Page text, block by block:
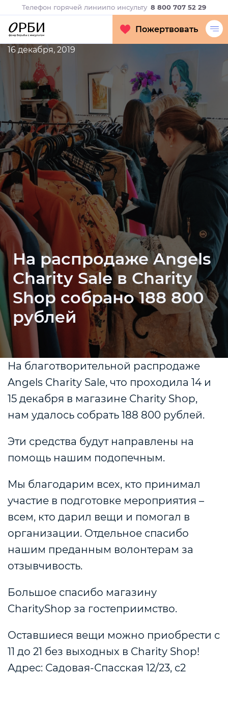
Телефон горячей линиипо инсульту 8 800 707 52 29
Пожертвовать
16 декабря, 2019
На распродаже Angels
Charity Sale в Charity
Shop собрано 188 800
рублей
На благотворительной распродаже
Angels Charity Sale, что проходила 14 и
15 декабря в магазине Charity Shop,
нам удалось собрать 188 800 рублей.
Эти средства будут направлены на
помощь нашим подопечным.
Мы благодарим всех, кто принимал
участие в подготовке мероприятия –
всем, кто дарил вещи и помогал в
организации. Отдельное спасибо
нашим преданным волонтерам за
отзывчивость.
Большое спасибо магазину
CharityShop за гостеприимство.
Оставшиеся вещи можно приобрести с
11 до 21 без выходных в Charity Shop!
Адрес: Садовая-Спасская 12/23, с2